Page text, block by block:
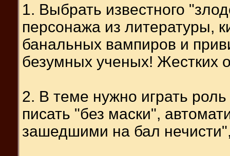
1. Выбрать известного
персонажа из литературы,
банальных вампиров и
безумных ученых! Жестких
2. В теме нужно играть
писать "без маски",
зашедшими на бал